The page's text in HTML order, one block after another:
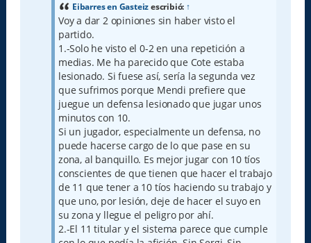
Eibarres en Gasteizescribió: ↑
Voy a dar 2 opiniones sin haber visto el
partido.
1.-Solo he visto el 0-2 en una repetición a
medias. Me ha parecido que Cote estaba
lesionado. Si fuese así, sería la segunda vez
que sufrimos porque Mendi prefiere que
juegue un defensa lesionado que jugar unos
minutos con 10.
Si un jugador, especialmente un defensa, no
puede hacerse cargo de lo que pase en su
zona, al banquillo. Es mejor jugar con 10 tíos
conscientes de que tienen que hacer el trabajo
de 11 que tener a 10 tíos haciendo su trabajo y
que uno, por lesión, deje de hacer el suyo en
su zona y llegue el peligro por ahí.
2.-El 11 titular y el sistema parece que cumple